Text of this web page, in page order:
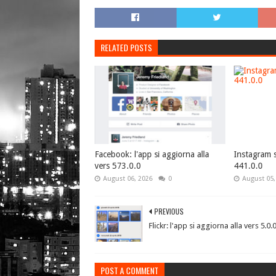
RELATED POSTS
Facebook: l'app si aggiorna alla
vers 573.0.0
August 06, 2026 0
Instagram
441.0.0
August 05,
PREVIOUS
Flickr: l'app si aggiorna alla vers 5.0.0
POST A COMMENT